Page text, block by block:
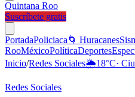
Quintana Roo
Suscríbete gratis
PortadaPoliciaca 🌀 Huracanes
RooMéxicoPolíticaDeportes
Inicio/Redes Sociales🌦️18°C·
Redes Sociales